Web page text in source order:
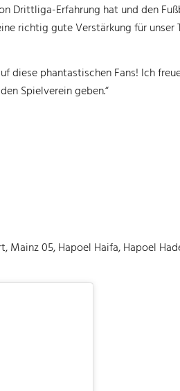
Drittliga-Erfahrung hat und den
richtig gute Verstärkung für
diese phantastischen Fans! Ich
Spielverein geben.“
Mainz 05, Hapoel Haifa, Hapoel